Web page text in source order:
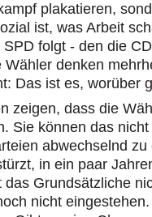
plakatieren,
ist, was Arbeit
SPD folgt - den die
Wähler denken
Das ist es, worüber
zeigen, dass die
Sie können das
abwechselnd
in ein paar
das Grundsätzliche
nicht